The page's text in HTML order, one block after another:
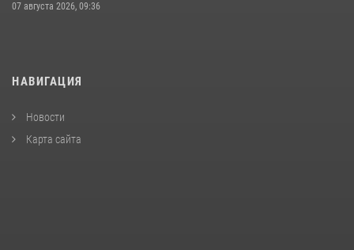
07 августа 2026, 09:36
НАВИГАЦИЯ
Новости
Карта сайта